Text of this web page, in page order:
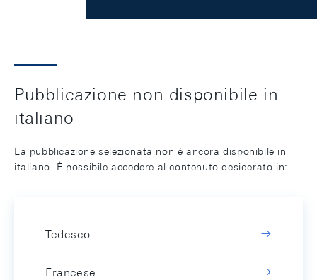
Pubblicazione non disponibile in
italiano
La pubblicazione selezionata non è ancora disponibile in
italiano. È possibile accedere al contenuto desiderato in:
Tedesco
Francese